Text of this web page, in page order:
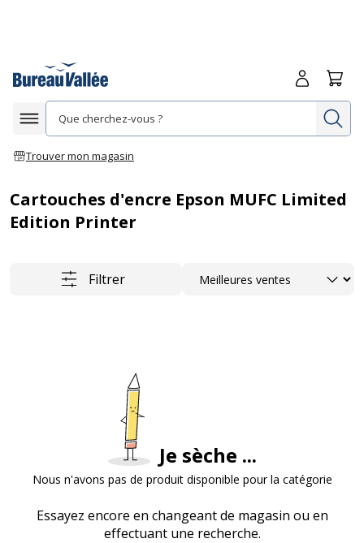
Afficher la navigation
Trouver mon magasin
Me
Cartouches d'encre Epson MUFC Limited
Edition Printer
Filtrer Trier
Je sèche ...
Nous n'avons pas de produit disponible pour la catégorie
Essayez encore en changeant de magasin ou en
effectuant une recherche.